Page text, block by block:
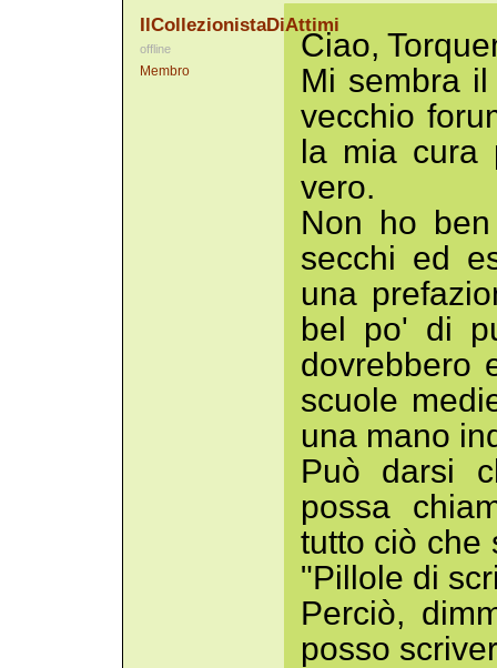
IlCollezionistaDiAttimi
offline
Membro
Ciao,
Mi sembra
vecchio
la mia cura
vero.
Non ho
secchi ed
una
bel po' di
dovrebbero
scuole
una mano
Può darsi
possa
tutto ciò che
"Pillole di
Perciò,
posso